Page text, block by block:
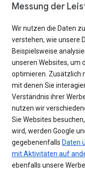
Messung der
Wir nutzen die Daten
verstehen, wie unsere
Beispielsweise
unseren Websites, um
optimieren. Zusätzlich
mit denen Sie
Verständnis ihrer
nutzen wir
Sie Websites
wird, werden Google
gegebenenfalls Daten
mit Aktivitäten auf
ebenfalls unsere